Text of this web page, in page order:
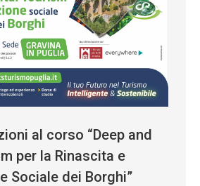
al corso “Deep and
per la Rinascita e
Sociale dei Borghi”